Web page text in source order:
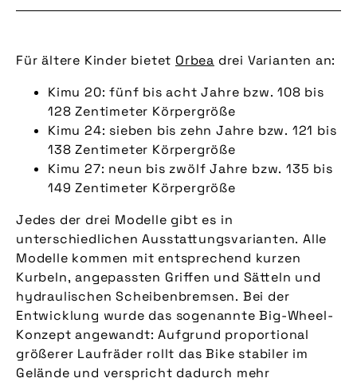
Für ältere Kinder bietet Orbea drei Varianten an:
Kimu 20: fünf bis acht Jahre bzw. 108 bis
128 Zentimeter Körpergröße
Kimu 24: sieben bis zehn Jahre bzw. 121 bis
138 Zentimeter Körpergröße
Kimu 27: neun bis zwölf Jahre bzw. 135 bis
149 Zentimeter Körpergröße
Jedes der drei Modelle gibt es in
unterschiedlichen Ausstattungsvarianten. Alle
Modelle kommen mit entsprechend kurzen
Kurbeln, angepassten Griffen und Sätteln und
hydraulischen Scheibenbremsen. Bei der
Entwicklung wurde das sogenannte Big-Wheel-
Konzept angewandt: Aufgrund proportional
größerer Laufräder rollt das Bike stabiler im
Gelände und verspricht dadurch mehr